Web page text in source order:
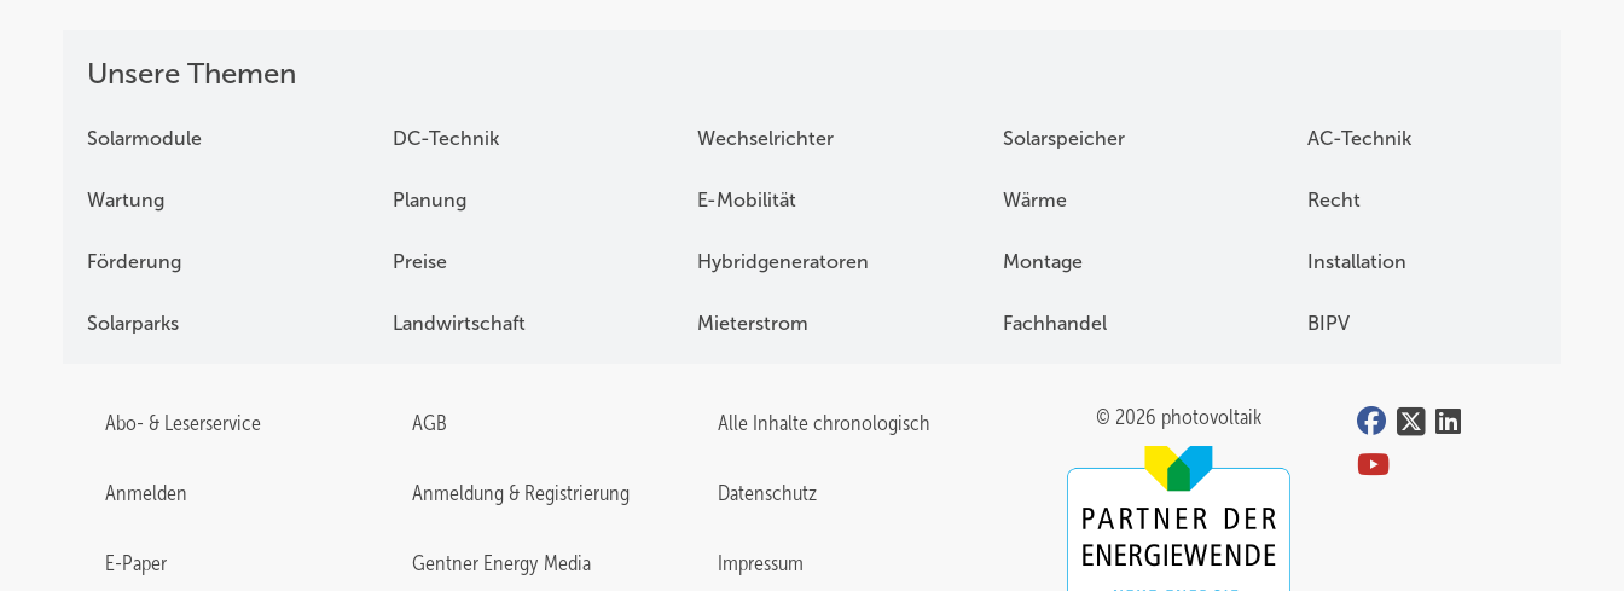
Unsere Themen
Solarmodule DC-Technik Wechselrichter Solarspeicher AC-Technik
Wartung Planung E-Mobilität Wärme Recht
Förderung Preise Hybridgeneratoren Montage Installation
Solarparks Landwirtschaft Mieterstrom Fachhandel BIPV
Abo- & Leserservice AGB Alle Inhalte chronologisch
Anmelden Anmeldung & Registrierung Datenschutz
E-Paper Gentner Energy Media Impressum
© 2026 photovoltaik